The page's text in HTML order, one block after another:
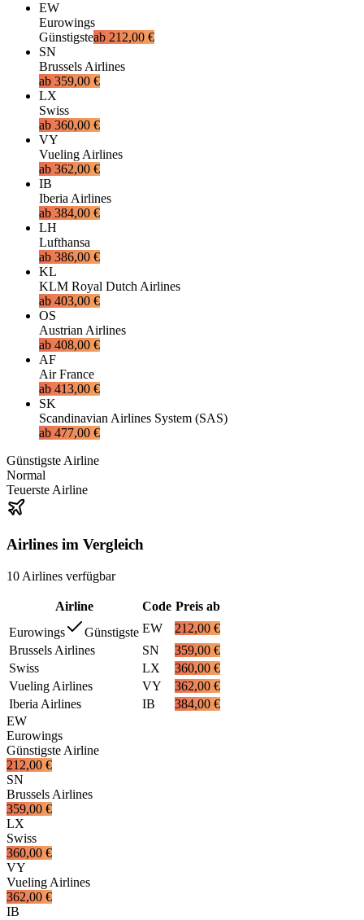
EW
Eurowings
Günstigsteab 212,00 €
SN
Brussels Airlines
ab 359,00 €
LX
Swiss
ab 360,00 €
VY
Vueling Airlines
ab 362,00 €
IB
Iberia Airlines
ab 384,00 €
LH
Lufthansa
ab 386,00 €
KL
KLM Royal Dutch Airlines
ab 403,00 €
OS
Austrian Airlines
ab 408,00 €
AF
Air France
ab 413,00 €
SK
Scandinavian Airlines System (SAS)
ab 477,00 €
Günstigste Airline
Normal
Teuerste Airline
Airlines im Vergleich
10 Airlines verfügbar
Airline Code Preis ab
Eurowings
Günstigste EW
212,00 €
Brussels Airlines
SN
359,00 €
Swiss
LX
360,00 €
Vueling Airlines
VY
362,00 €
Iberia Airlines
IB
384,00 €
EW
Eurowings
Günstigste Airline
212,00 €
SN
Brussels Airlines
359,00 €
LX
Swiss
360,00 €
VY
Vueling Airlines
362,00 €
IB